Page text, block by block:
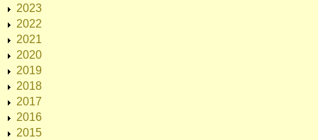
2023
2022
2021
2020
2019
2018
2017
2016
2015